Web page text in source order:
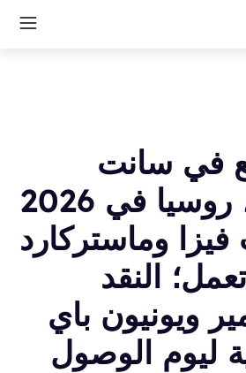
في سانت
بطرسبرغ، روسيا في 2026
وماستركارد
النقد
ويونيون باي
ليوم الوصول